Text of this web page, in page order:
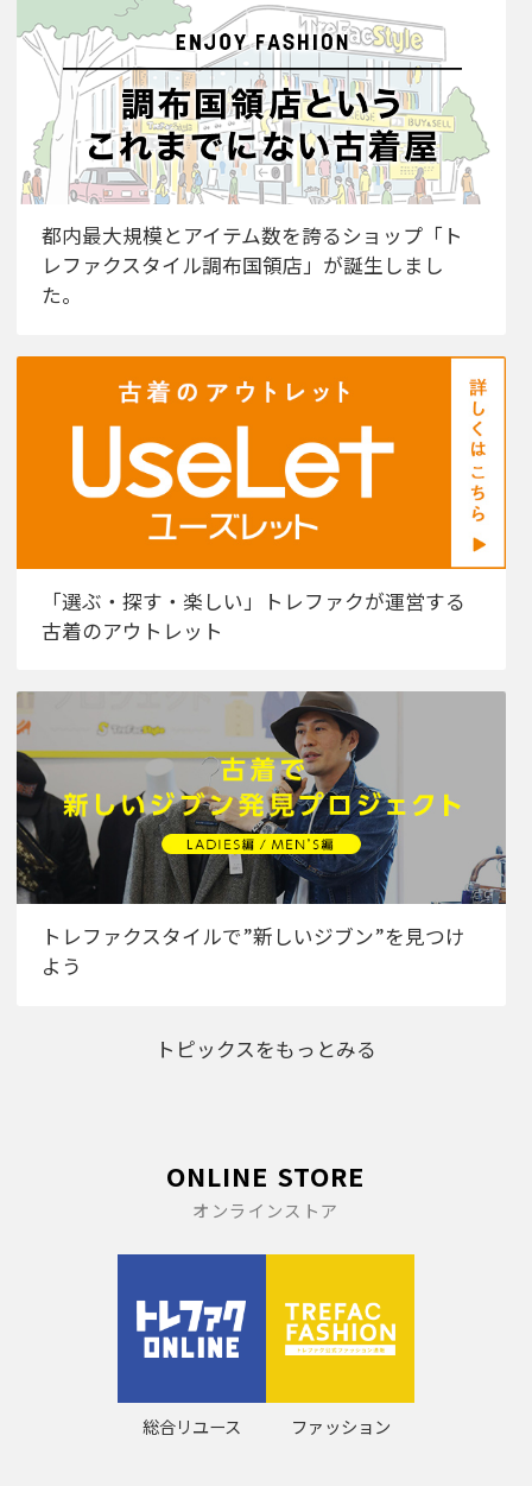
都内最大規模とアイテム数を誇るショップ「ト
レファクスタイル調布国領店」が誕生しまし
た。
「選ぶ・探す・楽しい」トレファクが運営する
古着のアウトレット
トレファクスタイルで”新しいジブン”を見つけ
よう
トピックスをもっとみる
ONLINE STORE
オンラインストア
総合リユース ファッション